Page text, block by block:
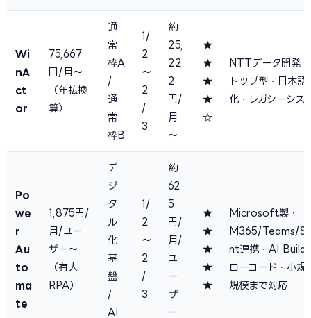
Wi
nA
ct
or
75,667
円/月〜
（年払換
算）
通
常
枠A
/
通
常
枠B
1/
2
〜
2
/
3
約
25,
22
2
円/
月
〜
★
★
★
★
☆
NTTデータ開発・
トップ型・日本語
化・レガシーシス
Po
we
r
Au
to
ma
te
1,875円/
月/ユー
ザー〜
（有人
RPA）
デ
ジ
タ
ル
化
基
盤
/
AI
1/
2
〜
2
/
3
約
62
5
円/
月/
ユ
ー
ザ
ー
★
★
★
★
★
Microsoft製・
M365/Teams/
nt連携・AI
ローコード・小規
規模まで対応